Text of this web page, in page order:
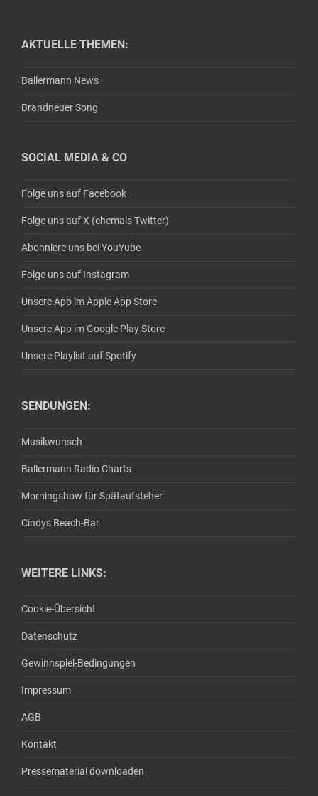
AKTUELLE THEMEN:
Ballermann News
Brandneuer Song
SOCIAL MEDIA & CO
Folge uns auf Facebook
Folge uns auf X (ehemals Twitter)
Abonniere uns bei YouYube
Folge uns auf Instagram
Unsere App im Apple App Store
Unsere App im Google Play Store
Unsere Playlist auf Spotify
SENDUNGEN:
Musikwunsch
Ballermann Radio Charts
Morningshow für Spätaufsteher
Cindys Beach-Bar
WEITERE LINKS:
Cookie-Übersicht
Datenschutz
Gewinnspiel-Bedingungen
Impressum
AGB
Kontakt
Pressematerial downloaden